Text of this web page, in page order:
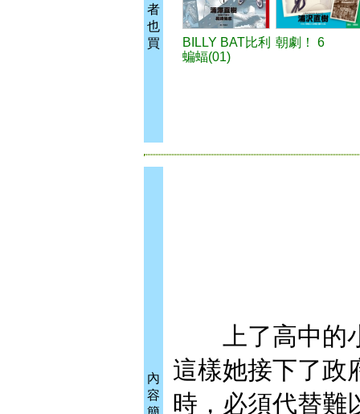
者
也
買
BILLY BAT比利
蝙蝠(01)
朝劇！ 6
內
容
上了高中的小
這樣她接下了政
時，必須代替難